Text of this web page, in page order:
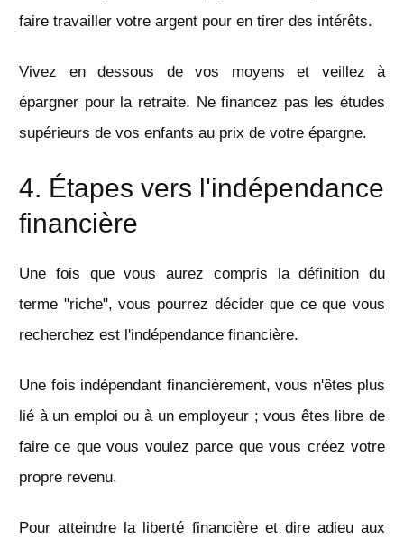
faire travailler votre argent pour en tirer des intérêts.
Vivez en dessous de vos moyens et veillez à
épargner pour la retraite. Ne financez pas les études
supérieurs de vos enfants au prix de votre épargne.
4. Étapes vers l'indépendance
financière
Une fois que vous aurez compris la définition du
terme "riche", vous pourrez décider que ce que vous
recherchez est l'indépendance financière.
Une fois indépendant financièrement, vous n'êtes plus
lié à un emploi ou à un employeur ; vous êtes libre de
faire ce que vous voulez parce que vous créez votre
propre revenu.
Pour atteindre la liberté financière et dire adieu aux